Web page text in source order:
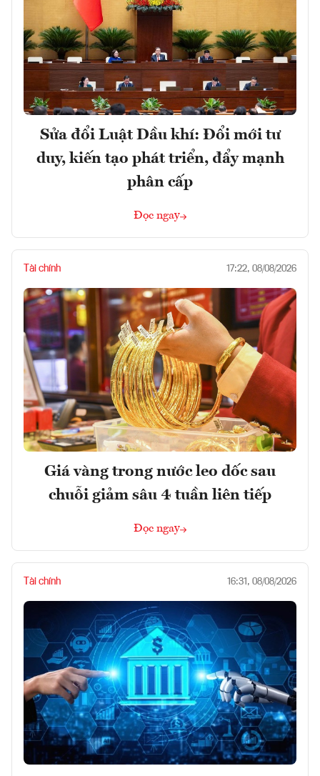
Sửa đổi Luật Dầu khí: Đổi mới tư
duy, kiến tạo phát triển, đẩy mạnh
phân cấp
Đọc ngay
Tài chính 17:22, 08/08/2026
Giá vàng trong nước leo dốc sau
chuỗi giảm sâu 4 tuần liên tiếp
Đọc ngay
Tài chính 16:31, 08/08/2026